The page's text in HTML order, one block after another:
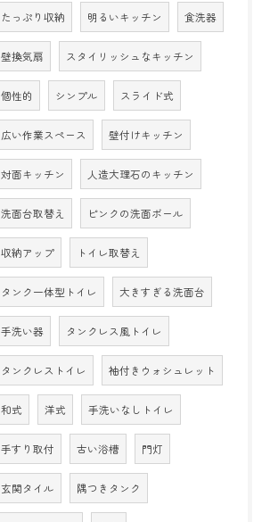
たっぷり収納 明るいキッチン 食洗器
壁換気扇 スタイリッシュなキッチン
個性的 シンプル スライド式
広い作業スペース 壁付けキッチン
対面キッチン 人造大理石のキッチン
洗面台取替え ピンクの洗面ボール
収納アップ トイレ取替え
タンク一体型トイレ 大きすぎる洗面台
手洗い器 タンクレス風トイレ
タンクレストイレ 袖付きウォシュレット
和式 洋式 手洗いなしトイレ
手すり取付 古い浴槽 門灯
玄関タイル 隅つきタンク